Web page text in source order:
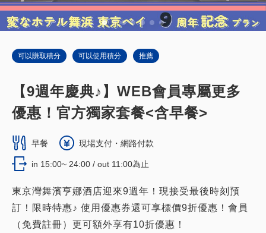
可以賺取積分 可以使用積分 推薦
【9週年慶典♪】WEB會員專屬更多
優惠！官方獨家套餐<含早餐>
早餐 現場支付・網路付款
in 15:00~ 24:00 / out 11:00為止
東京灣舞濱亨娜酒店迎來9週年！現接受最後時刻預
訂！限時特惠♪ 使用優惠券還可享標價9折優惠！會員
（免費註冊）更可額外享有10折優惠！